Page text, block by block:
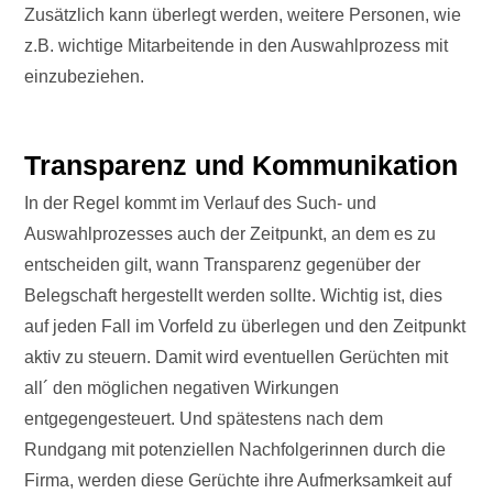
Zusätzlich kann überlegt werden, weitere Personen, wie
z.B. wichtige Mitarbeitende in den Auswahlprozess mit
einzubeziehen.
Transparenz und Kommunikation
In der Regel kommt im Verlauf des Such- und
Auswahlprozesses auch der Zeitpunkt, an dem es zu
entscheiden gilt, wann Transparenz gegenüber der
Belegschaft hergestellt werden sollte. Wichtig ist, dies
auf jeden Fall im Vorfeld zu überlegen und den Zeitpunkt
aktiv zu steuern. Damit wird eventuellen Gerüchten mit
all´ den möglichen negativen Wirkungen
entgegengesteuert. Und spätestens nach dem
Rundgang mit potenziellen Nachfolgerinnen durch die
Firma, werden diese Gerüchte ihre Aufmerksamkeit auf